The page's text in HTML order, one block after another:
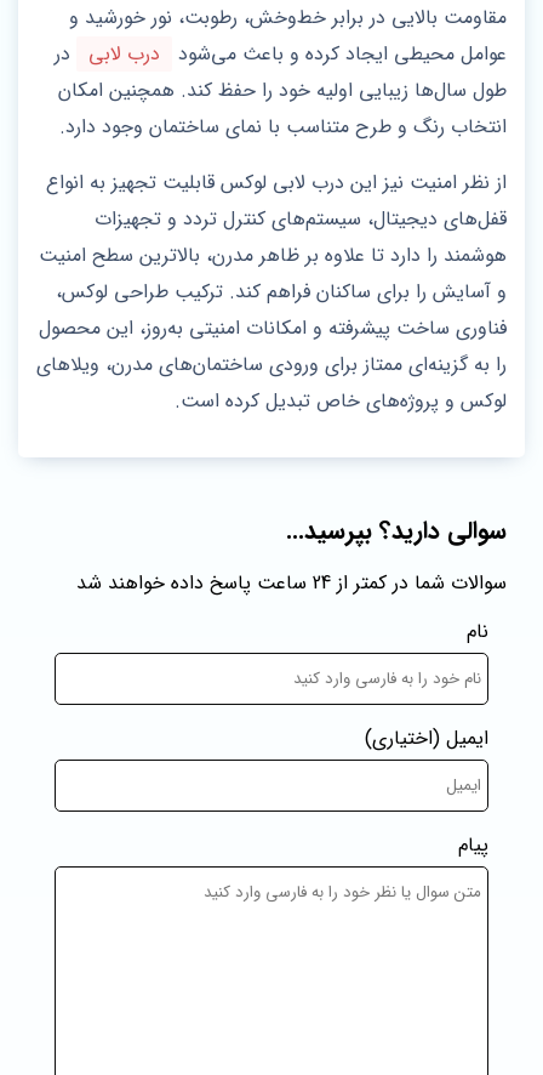
مقاومت بالایی در برابر خط‌وخش، رطوبت، نور خورشید و
عوامل محیطی ایجاد کرده و باعث می‌شود
درب لابی
در
طول سال‌ها زیبایی اولیه خود را حفظ کند. همچنین امکان
انتخاب رنگ و طرح متناسب با نمای ساختمان وجود دارد.
از نظر امنیت نیز این درب لابی لوکس قابلیت تجهیز به انواع
قفل‌های دیجیتال، سیستم‌های کنترل تردد و تجهیزات
هوشمند را دارد تا علاوه بر ظاهر مدرن، بالاترین سطح امنیت
و آسایش را برای ساکنان فراهم کند. ترکیب طراحی لوکس،
فناوری ساخت پیشرفته و امکانات امنیتی به‌روز، این محصول
را به گزینه‌ای ممتاز برای ورودی ساختمان‌های مدرن، ویلاهای
لوکس و پروژه‌های خاص تبدیل کرده است.
سوالی دارید؟ بپرسید...
سوالات شما در کمتر از 24 ساعت پاسخ داده خواهند شد
نام
ایمیل (اختیاری)
پیام